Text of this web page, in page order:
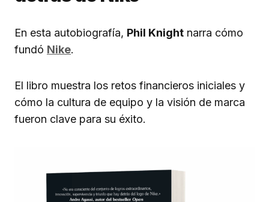
En esta autobiografía, Phil Knight narra cómo
fundó Nike.
El libro muestra los retos financieros iniciales y
cómo la cultura de equipo y la visión de marca
fueron clave para su éxito.